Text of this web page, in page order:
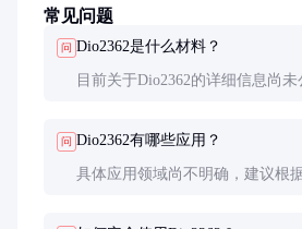
常见问题
问 Dio2362是什么材料？
目前关于Dio2362的详细信息尚
问 Dio2362有哪些应用？
具体应用领域尚不明确，建议根